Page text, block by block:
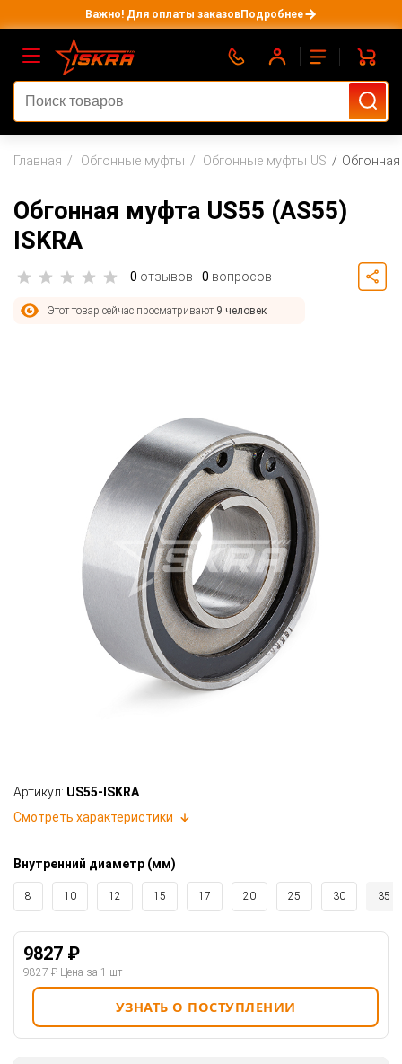
Важно! Для оплаты заказовПодробнее
Главная Обгонные муфты Обгонные муфты US
Обгонная муфта US55 (AS55)
ISKRA
0 отзывов 0 вопросов
Этот товар сейчас просматривают 9 человек
Артикул: US55-ISKRA
Смотреть характеристики
Внутренний диаметр (мм)
8 10 12 15 17 20 25 30 35
9827 ₽
9827 ₽ Цена за 1 шт
УЗНАТЬ О ПОСТУПЛЕНИИ